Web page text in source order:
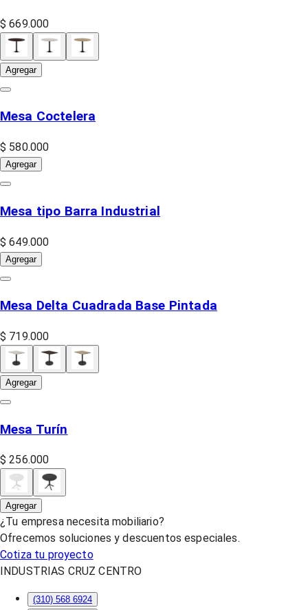
$ 669.000
Agregar
Mesa Coctelera
$ 580.000
Agregar
Mesa tipo Barra Industrial
$ 649.000
Agregar
Mesa Delta Cuadrada Base Pintada
$ 719.000
Agregar
Mesa Turín
$ 256.000
Agregar
¿Tu empresa necesita mobiliario?
Ofrecemos soluciones y descuentos especiales.
Cotiza tu proyecto
INDUSTRIAS CRUZ CENTRO
(310) 568 6924